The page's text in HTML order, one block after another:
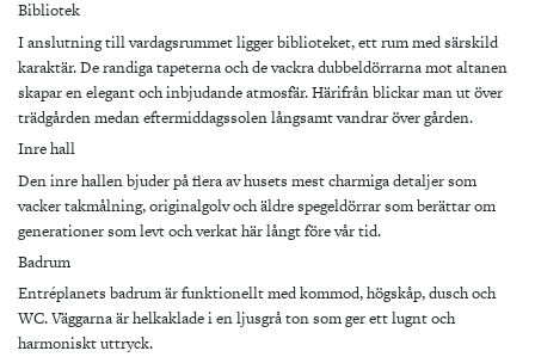
Bibliotek
I anslutning till vardagsrummet ligger biblioteket, ett rum med särskild
karaktär. De randiga tapeterna och de vackra dubbeldörrarna mot altanen
skapar en elegant och inbjudande atmosfär. Härifrån blickar man ut över
trädgården medan eftermiddagssolen långsamt vandrar över gården.
Inre hall
Den inre hallen bjuder på flera av husets mest charmiga detaljer som
vacker takmålning, originalgolv och äldre spegeldörrar som berättar om
generationer som levt och verkat här långt före vår tid.
Badrum
Entréplanets badrum är funktionellt med kommod, högskåp, dusch och
WC. Väggarna är helkaklade i en ljusgrå ton som ger ett lugnt och
harmoniskt uttryck.